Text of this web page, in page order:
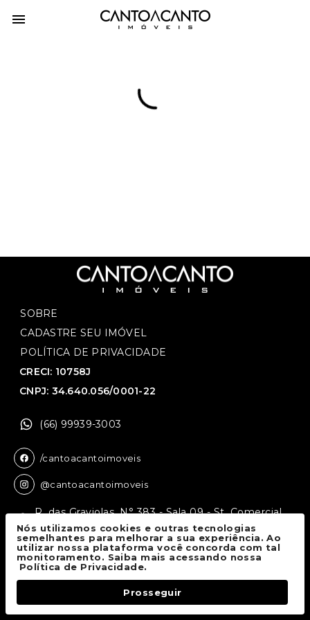
SOBRE
CADASTRE SEU IMÓVEL
POLÍTICA DE PRIVACIDADE
CRECI: 10758J
CNPJ: 34.640.056/0001-22
(66) 99939-3003
/cantoacantoimoveis
@cantoacantoimoveis
R. das Graviolas, N° 383 - Sala 09 - St. Comercial,
Sinop - MT, 78550-136
Canto a Canto Imóveis© 2026.
Todos os direitos reservados.
Nós utilizamos cookies e outras tecnologias
semelhantes para melhorar a sua experiência. Ao
utilizar nossa plataforma você concorda com tal
monitoramento. Saiba mais acessando nossa
Política de Privacidade.
Prosseguir